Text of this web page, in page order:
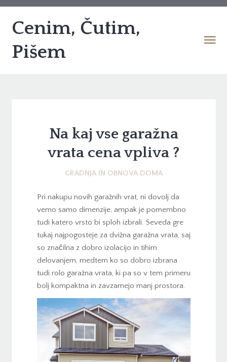
Cenim, Čutim,
Pišem
Na kaj vse garažna
vrata cena vpliva ?
GRADNJA IN OBNOVA DOMA
Pri nakupu novih garažnih vrat, ni dovolj da
vemo samo dimenzije, ampak je pomembno
tudi katero vrsto bi sploh izbrali. Seveda gre
tukaj najpogosteje za dvižna garažna vrata, saj
so značilna z dobro izolacijo in tihim
delovanjem, medtem ko so dobro izbrana
tudi rolo garažna vrata, ki pa so v tem primeru
bolj kompaktna in zavzamejo manj prostora.